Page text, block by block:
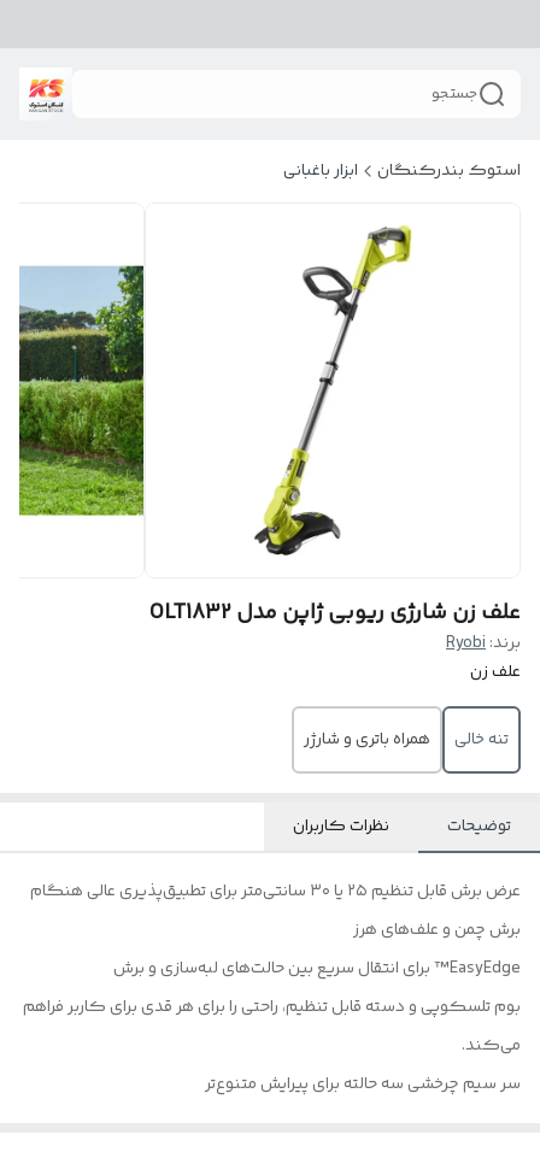
جستجو
استوک بندرکنگان ابزار باغبانی
علف زن شارژی ریوبی ژاپن مدل OLT1832
برند:Ryobi
علف زن
تنه خالی همراه باتری و شارژر
توضیحات نظرات کاربران
عرض برش قابل تنظیم ۲۵ یا ۳۰ سانتی‌متر برای تطبیق‌پذیری عالی هنگام
برش چمن و علف‌های هرز
EasyEdge™ برای انتقال سریع بین حالت‌های لبه‌سازی و برش
بوم تلسکوپی و دسته قابل تنظیم، راحتی را برای هر قدی برای کاربر فراهم
می‌کند.
سر سیم چرخشی سه حالته برای پیرایش متنوع‌تر